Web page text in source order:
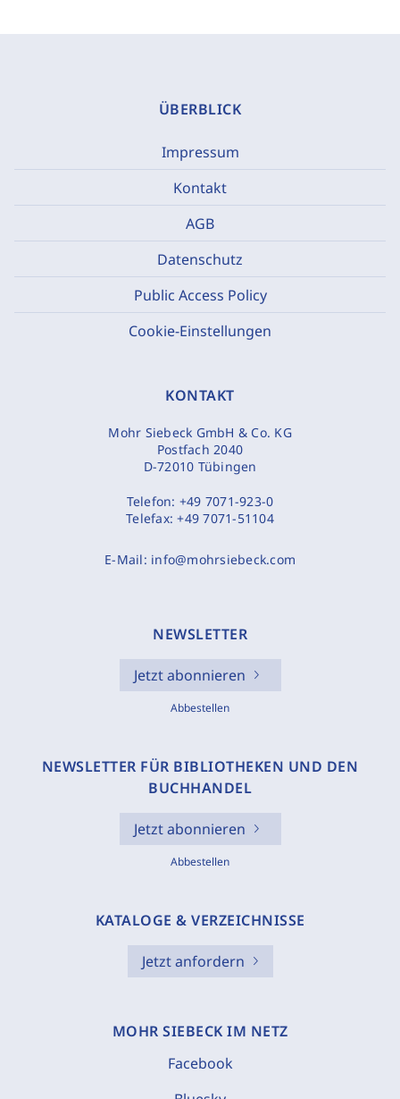
ÜBERBLICK
Impressum
Kontakt
AGB
Datenschutz
Public Access Policy
Cookie-Einstellungen
KONTAKT
Mohr Siebeck GmbH & Co. KG
Postfach 2040
D-72010 Tübingen
Telefon: +49 7071-923-0
Telefax:+49 7071-51104
E-Mail: info@mohrsiebeck.com
NEWSLETTER
Jetzt abonnieren
Abbestellen
NEWSLETTER FÜR BIBLIOTHEKEN UND DEN
BUCHHANDEL
Jetzt abonnieren
Abbestellen
KATALOGE & VERZEICHNISSE
Jetzt anfordern
MOHR SIEBECK IM NETZ
Facebook